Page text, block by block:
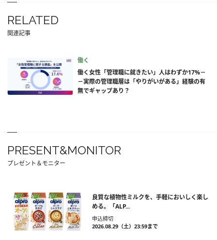
RELATED
関連記事
働く
働く女性「管理職に就きたい」人はわずか17%－
－実際の管理職層は「やりがいがある」経験の有
無でギャップあり？
PRESENT&MONITOR
プレゼント＆モニター
良質な植物性ミルクを、手軽においしく楽し
める。「ALP...
申込締切
2026.08.29（土）23:59まで